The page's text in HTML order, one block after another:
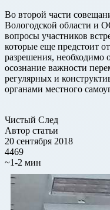
Во второй части
Вологодской области и
вопросы участников
которые еще предстоит
разрешения, необходимо
осознание важности
регулярных и
органами местного
Чистый След
Автор статьи
20 сентября 2018
4469
~1-2 мин